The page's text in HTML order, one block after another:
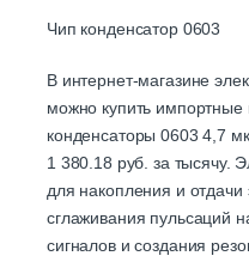
Чип конденсатор 0603
В интернет-магазине
можно купить импортные
конденсаторы 0603 4,7
1 380.18 руб. за тысячу.
для накопления и отдачи
сглаживания пульсаций
сигналов и создания